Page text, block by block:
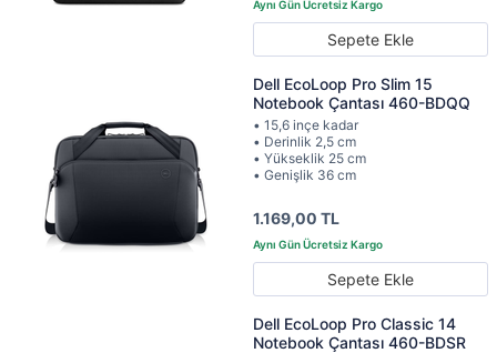
Sepete Ekle
Dell EcoLoop Pro Slim 15
Notebook Çantası 460-BDQQ
• 15,6 inçe kadar
• Derinlik 2,5 cm
• Yükseklik 25 cm
• Genişlik 36 cm
1.169,00 TL
Sepete Ekle
Dell EcoLoop Pro Classic 14
Notebook Çantası 460-BDSR